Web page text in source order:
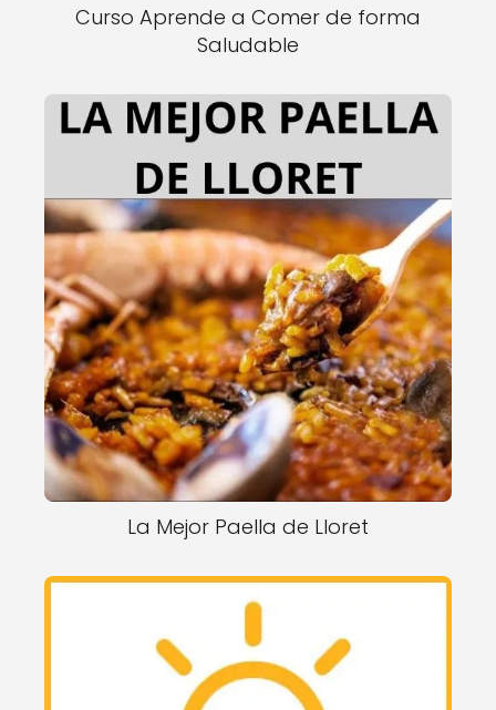
Curso Aprende a Comer de forma
Saludable
La Mejor Paella de Lloret